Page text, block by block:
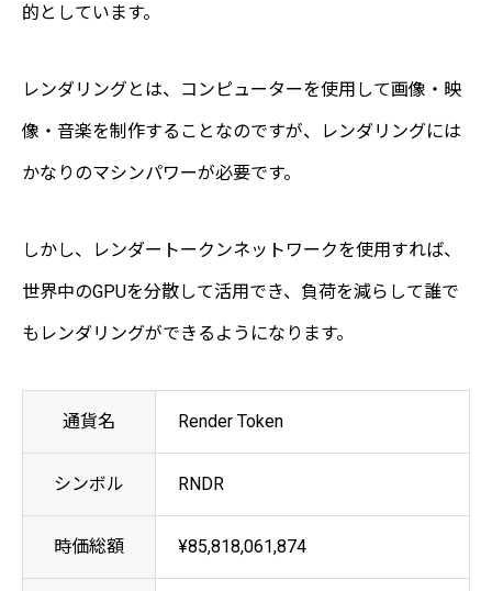
的としています。
レンダリングとは、コンピューターを使用して画像・映
像・音楽を制作することなのですが、レンダリングには
かなりのマシンパワーが必要です。
しかし、レンダートークンネットワークを使用すれば、
世界中のGPUを分散して活用でき、負荷を減らして誰で
もレンダリングができるようになります。
通貨名 Render Token
シンボル RNDR
時価総額 ¥85,818,061,874